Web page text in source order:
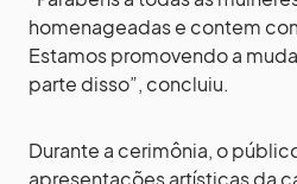
homenageadas e contem
Estamos promovendo a
parte disso”, concluiu.
Durante a cerimônia, o
apresentações artísticas da